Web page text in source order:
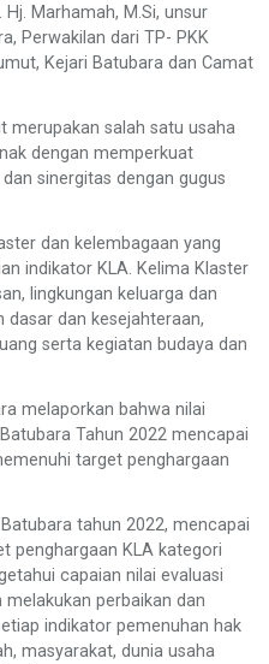
Hj. Marhamah, M.Si, unsur
Perwakilan dari TP- PKK
Kejari Batubara dan Camat
merupakan salah satu usaha
dengan memperkuat
sinergitas dengan gugus
dan kelembagaan yang
indikator KLA. Kelima Klaster
lingkungan keluarga dan
dan kesejahteraan,
serta kegiatan budaya dan
melaporkan bahwa nilai
Tahun 2022 mencapai
target penghargaan
tahun 2022, mencapai
penghargaan KLA kategori
capaian nilai evaluasi
perbaikan dan
indikator pemenuhan hak
masyarakat, dunia usaha